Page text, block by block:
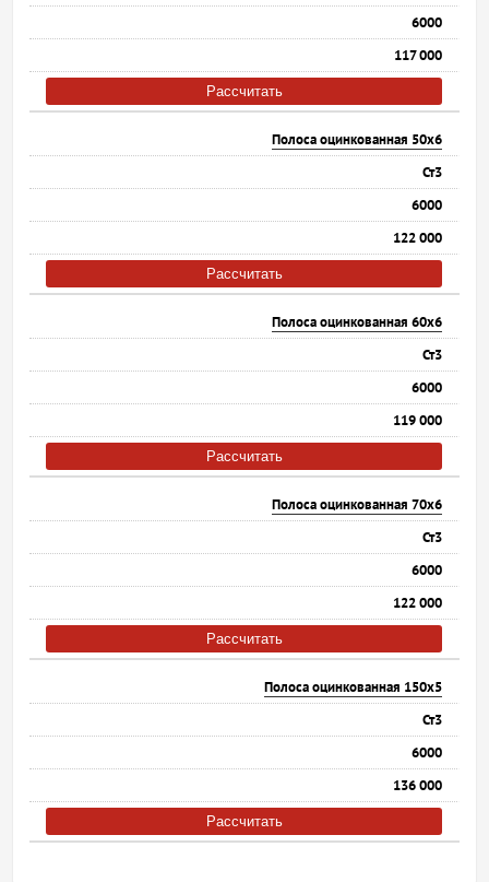
6000
117 000
Рассчитать
Полоса оцинкованная 50х6
Ст3
6000
122 000
Рассчитать
Полоса оцинкованная 60х6
Ст3
6000
119 000
Рассчитать
Полоса оцинкованная 70х6
Ст3
6000
122 000
Рассчитать
Полоса оцинкованная 150х5
Ст3
6000
136 000
Рассчитать